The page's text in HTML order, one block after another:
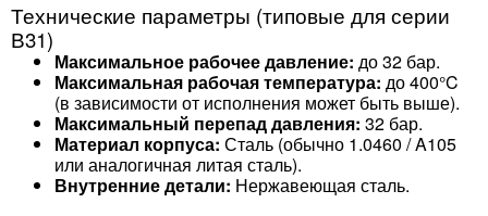
Технические параметры (типовые для серии
В31)
Максимальное рабочее давление: до 32 бар.
Максимальная рабочая температура: до 400°C
(в зависимости от исполнения может быть выше).
Максимальный перепад давления: 32 бар.
Материал корпуса: Сталь (обычно 1.0460 / A105
или аналогичная литая сталь).
Внутренние детали: Нержавеющая сталь.